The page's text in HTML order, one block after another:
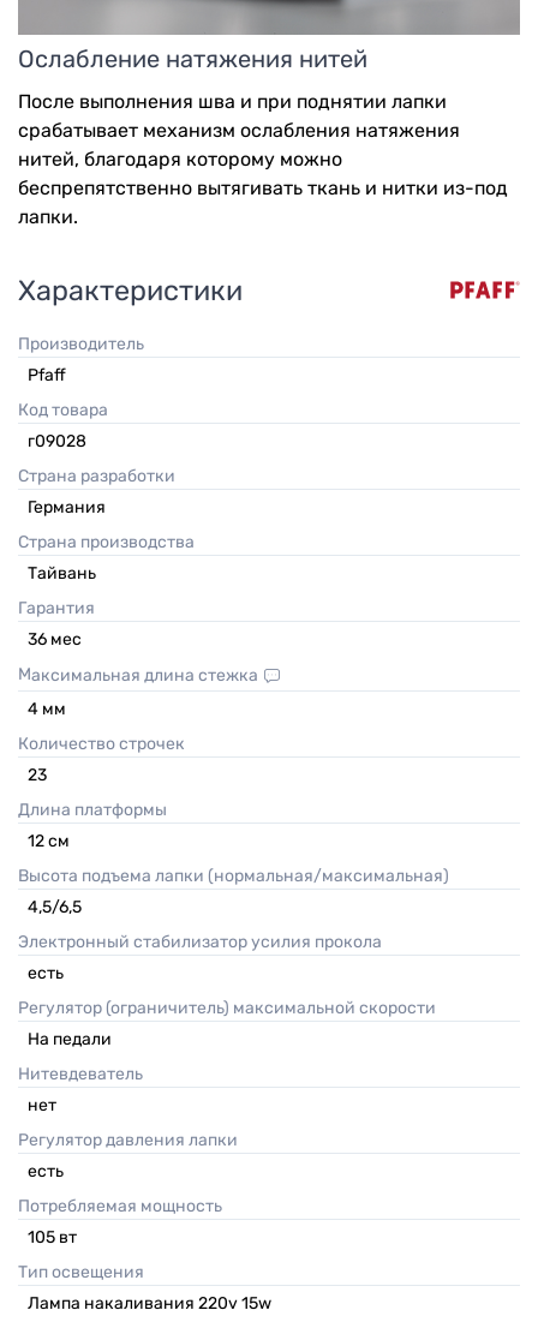
Ослабление натяжения нитей
После выполнения шва и при поднятии лапки
срабатывает механизм ослабления натяжения
нитей, благодаря которому можно
беспрепятственно вытягивать ткань и нитки из-под
лапки.
Характеристики
Производитель
Pfaff
Код товара
г09028
Страна разработки
Германия
Страна производства
Тайвань
Гарантия
36 мес
Максимальная длина стежка
4 мм
Количество строчек
23
Длина платформы
12см
Высота подъема лапки (нормальная/максимальная)
4,5/6,5
Электронный стабилизатор усилия прокола
есть
Регулятор (ограничитель) максимальной скорости
На педали
Нитевдеватель
нет
Регулятор давления лапки
есть
Потребляемая мощность
105 вт
Тип освещения
Лампа накаливания 220v 15w